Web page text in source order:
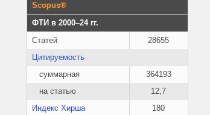
Scopus®
ФТИ в 2000–24 гг.
Статей
28655
Цитируемость
суммарная
364193
на статью
12,7
Индекс Хирша
180